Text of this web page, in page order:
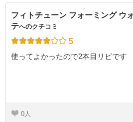
フィトチューン フォーミング ウ
テへのクチコミ
5
使ってよかったので2本目リピです
0